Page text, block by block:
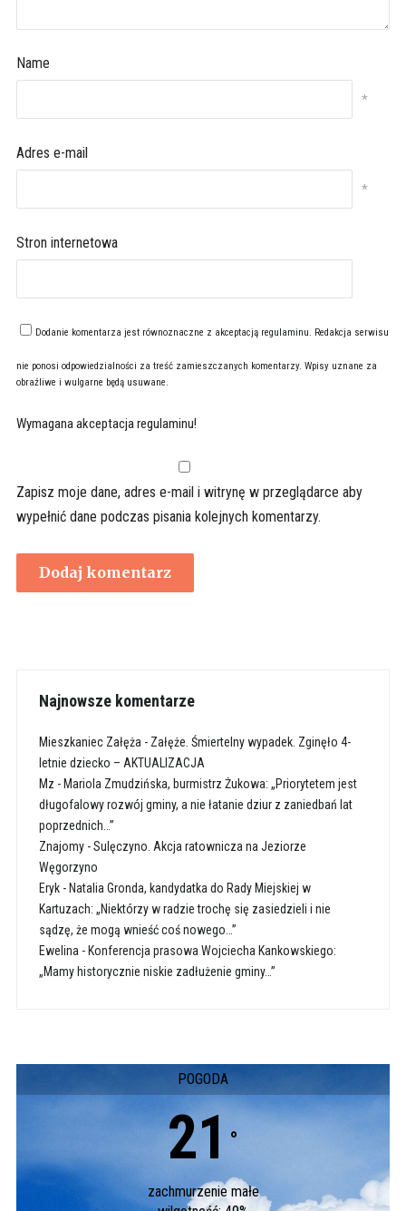
Name
*
Adres e-mail
*
Stron internetowa
Dodanie komentarza jest równoznaczne z akceptacją regulaminu. Redakcja serwisu
nie ponosi odpowiedzialności za treść zamieszczanych komentarzy. Wpisy uznane za
obraźliwe i wulgarne będą usuwane.
Wymagana akceptacja regulaminu!
Zapisz moje dane, adres e-mail i witrynę w przeglądarce aby
wypełnić dane podczas pisania kolejnych komentarzy.
Najnowsze komentarze
Mieszkaniec Załęża- Załęże. Śmiertelny wypadek. Zginęło 4-
letnie dziecko – AKTUALIZACJA
Mz - Mariola Zmudzińska, burmistrz Żukowa: „Priorytetem jest
długofalowy rozwój gminy, a nie łatanie dziur z zaniedbań lat
poprzednich…”
Znajomy-Sulęczyno. Akcja ratownicza na Jeziorze
Węgorzyno
Eryk- Natalia Gronda, kandydatka do Rady Miejskiej w
Kartuzach: „Niektórzy w radzie trochę się zasiedzieli i nie
sądzę, że mogą wnieść coś nowego…”
Ewelina- Konferencja prasowa Wojciecha Kankowskiego:
„Mamy historycznie niskie zadłużenie gminy…”
POGODA
21 °
zachmurzenie małe